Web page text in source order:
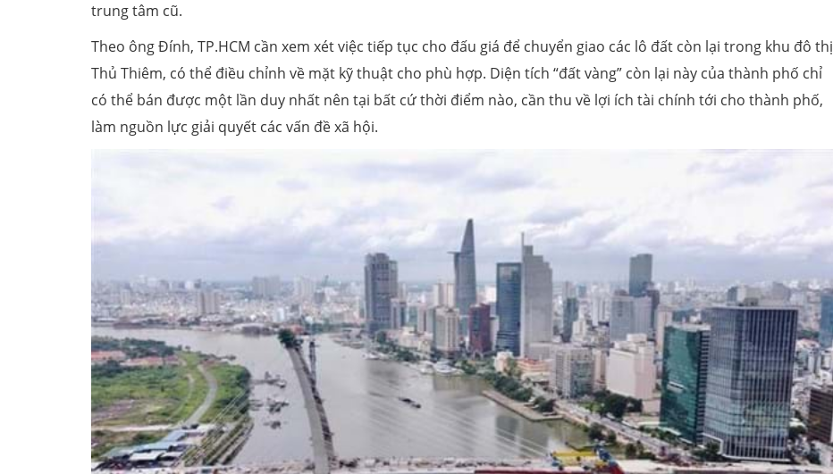
trung tâm cũ.
Theo ông Đính, TP.HCM cần xem xét việc tiếp tục cho đấu giá để chuyển giao các lô đất còn lại trong khu đô thị
Thủ Thiêm, có thể điều chỉnh về mặt kỹ thuật cho phù hợp. Diện tích “đất vàng” còn lại này của thành phố chỉ
có thể bán được một lần duy nhất nên tại bất cứ thời điểm nào, cần thu về lợi ích tài chính tới cho thành phố,
làm nguồn lực giải quyết các vấn đề xã hội.